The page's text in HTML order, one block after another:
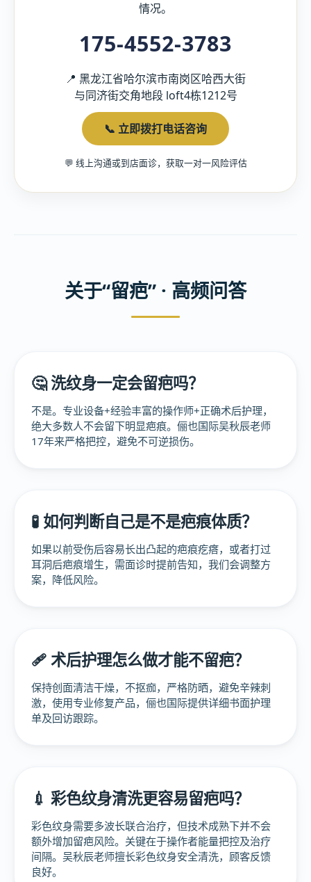
情况。
175-4552-3783
📍 黑龙江省哈尔滨市南岗区哈西大街
与同济街交角地段 loft4栋1212号
📞 立即拨打电话咨询
💬 线上沟通或到店面诊，获取一对一风险评估
关于“留疤” · 高频问答
🤔 洗纹身一定会留疤吗？
不是。专业设备+经验丰富的操作师+正确术后护理，
绝大多数人不会留下明显疤痕。俪也国际吴秋辰老师
17年来严格把控，避免不可逆损伤。
🧪 如何判断自己是不是疤痕体质？
如果以前受伤后容易长出凸起的疤痕疙瘩，或者打过
耳洞后疤痕增生，需面诊时提前告知，我们会调整方
案，降低风险。
🩹 术后护理怎么做才能不留疤？
保持创面清洁干燥，不抠痂，严格防晒，避免辛辣刺
激，使用专业修复产品，俪也国际提供详细书面护理
单及回访跟踪。
💉 彩色纹身清洗更容易留疤吗？
彩色纹身需要多波长联合治疗，但技术成熟下并不会
额外增加留疤风险。关键在于操作者能量把控及治疗
间隔。吴秋辰老师擅长彩色纹身安全清洗，顾客反馈
良好。